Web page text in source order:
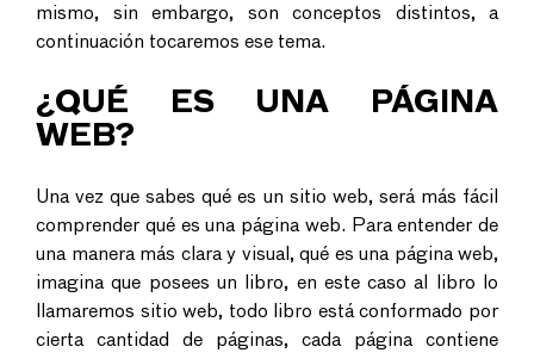
mismo, sin embargo, son conceptos distintos, a
continuación tocaremos ese tema.
¿QUÉ ES UNA PÁGINA
WEB?
Una vez que sabes qué es un sitio web, será más fácil
comprender qué es una página web. Para entender de
una manera más clara y visual, qué es una página web,
imagina que posees un libro, en este caso al libro lo
llamaremos sitio web, todo libro está conformado por
cierta cantidad de páginas, cada página contiene